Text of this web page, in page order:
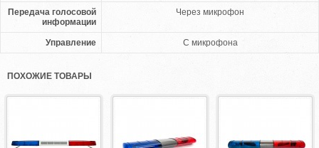
Передача голосовой
информации
Через микрофон
Управление С микрофона
ПОХОЖИЕ ТОВАРЫ